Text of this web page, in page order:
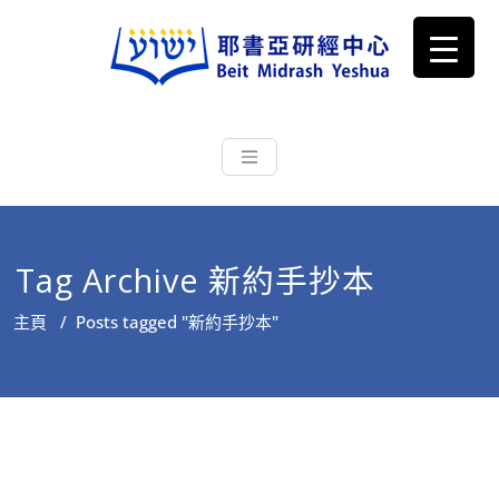
耶書亞研經中心
根源明白聖經，成為更好的門徒
Tag Archive 新約手抄本
主頁 / Posts tagged "新約手抄本"